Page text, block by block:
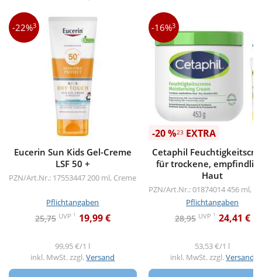
-22%3
Eucerin Sun Kids Gel-Creme
LSF 50 +
PZN/Art.Nr.: 17553447200 ml, Creme
Pflichtangaben
25,75 UVP 1 19,99 €
99,95 €/1 l
inkl. MwSt. zzgl.Versand
-16%3
-20 %23 EXTRA
Cetaphil
für trockene,
Haut
PZN/Art.Nr.: 01874014456 ml,
Pflichtangaben
28,95 UVP 1 24,41 €
53,53 €/1 l
inkl. MwSt. zzgl.Versand